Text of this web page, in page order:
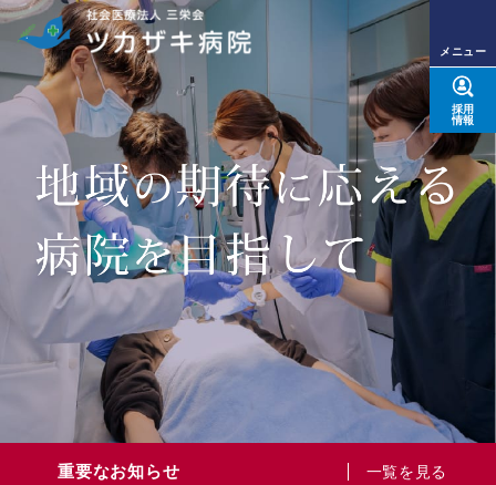
メニュー
採用
情報
重要なお知らせ 一覧を見る